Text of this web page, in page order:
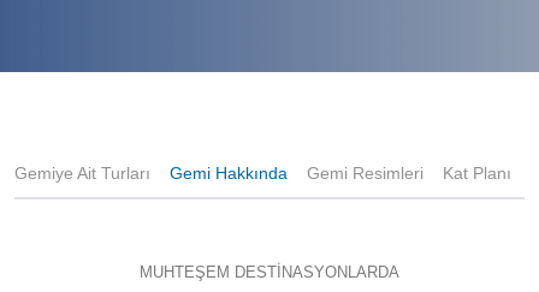
Gemiye Ait Turları Gemi Hakkında Gemi Resimleri Kat Planı
MUHTEŞEM DESTİNASYONLARDA